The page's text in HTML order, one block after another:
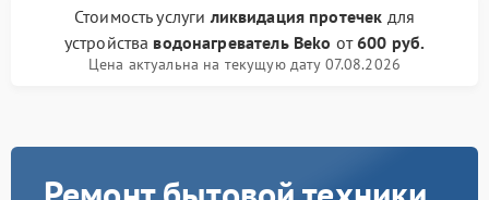
Стоимость услугиликвидация протечек для
устройства водонагреватель Beko от600 руб.
Цена актуальна на текущую дату 07.08.2026